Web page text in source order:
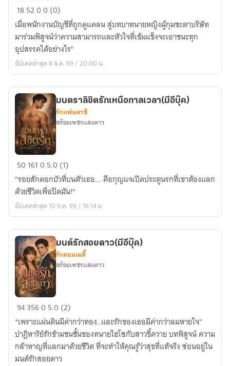
บัญชี
หัวใจ
ของ
ท่าน
ประธาน(มีE-
Book)
185200 (0)
เมื่อพนักงานบัญชีที่ถูกดูแคลน สู่บทบาทนายหญิงผู้กุมชะตาบริษัท
มาร่วมพิสูจน์ว่าความสามารถและหัวใจที่เข้มแข็งจะเอาชนะทุก
อุปสรรคได้อย่างไร"
อัปเดตล่าสุด 8 ส.ค. 69 / 20:00 น.
มน
ลิขิต
รัก
เหนือ
เวลา(มี
อี
บุ๊ค)
มนตราลิขิตรักเหนือกาลเวลา(มีอีบุ๊ค)
รักแฟนตาซี
สร้อยเพชรแสงดาว
5016105.0 (1)
"รอยสักดอกบัวที่บนตัวเธอ... คือกุญแจเปิดประตูนรกที่เขาต้องแลก
ด้วยชีวิตเพื่อปิดมัน!"
อัปเดตล่าสุด 10 ก.ค. 69 / 16:14 น.
มนต์
สอยดาว(มี
อี
บุ๊ค)
มนต์รักสอยดาว(มีอีบุ๊ค)
รักคอมเมดี้
สร้อยเพชรแสงดาว
9435605.0 (2)
“เพราะแผ่นดินมีค่ากว่าทอง..และรักของเธอมีค่ากว่าลมหายใจ"
ปาฏิหาริย์รักข้ามชนชั้นของทนายไฮโซกับสาวขี้ควาย บทพิสูจน์ ความ
กล้าหาญที่แลกมาด้วยชีวิต ที่จะทำให้คุณรู้ว่าสุขที่แท้จริง ซ่อนอยู่ใน
มนต์รักสอยดาว